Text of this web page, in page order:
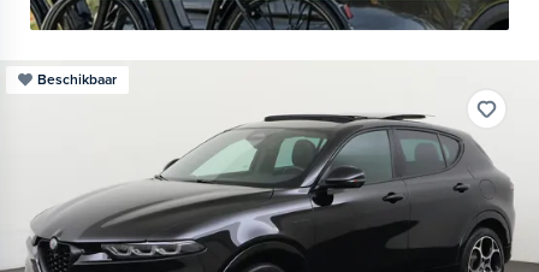
Beschikbaar